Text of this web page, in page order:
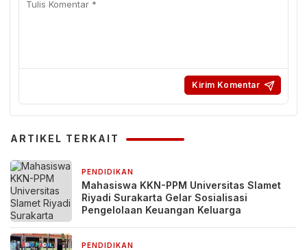
ARTIKEL TERKAIT
PENDIDIKAN
Mahasiswa KKN-PPM Universitas Slamet
Riyadi Surakarta Gelar Sosialisasi
Pengelolaan Keuangan Keluarga
PENDIDIKAN